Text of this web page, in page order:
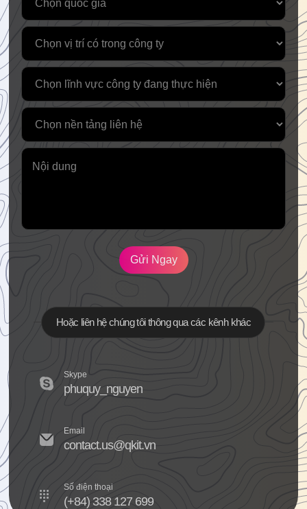
Gửi Ngay
Hoặc liên hệ chúng tôi thông qua các kênh khác
Skype
phuquy_nguyen
Email
contact.us@qkit.vn
Số điện thoại
(+84) 338 127 699